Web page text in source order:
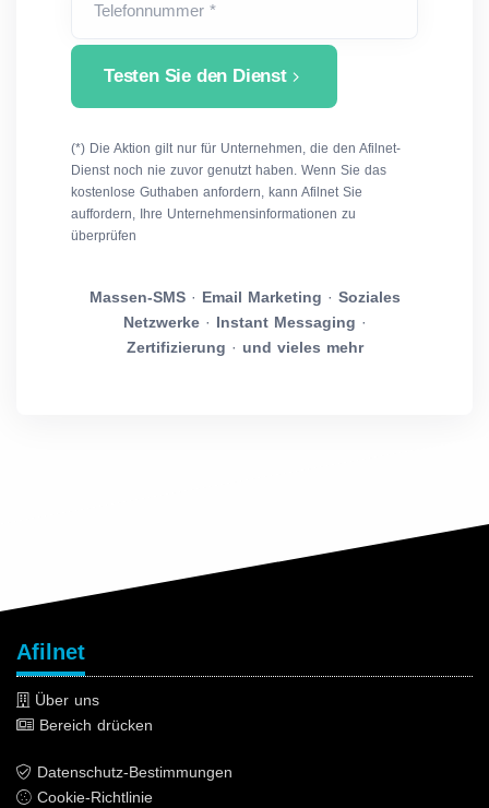
Telefonnummer *
Testen Sie den Dienst
(*) Die Aktion gilt nur für Unternehmen, die den Afilnet-
Dienst noch nie zuvor genutzt haben. Wenn Sie das
kostenlose Guthaben anfordern, kann Afilnet Sie
auffordern, Ihre Unternehmensinformationen zu
überprüfen
Massen-SMS· Email Marketing · Soziales
Netzwerke· Instant Messaging ·
Zertifizierung · und vieles mehr
Afilnet
Über uns
Bereich drücken
Datenschutz-Bestimmungen
Cookie-Richtlinie